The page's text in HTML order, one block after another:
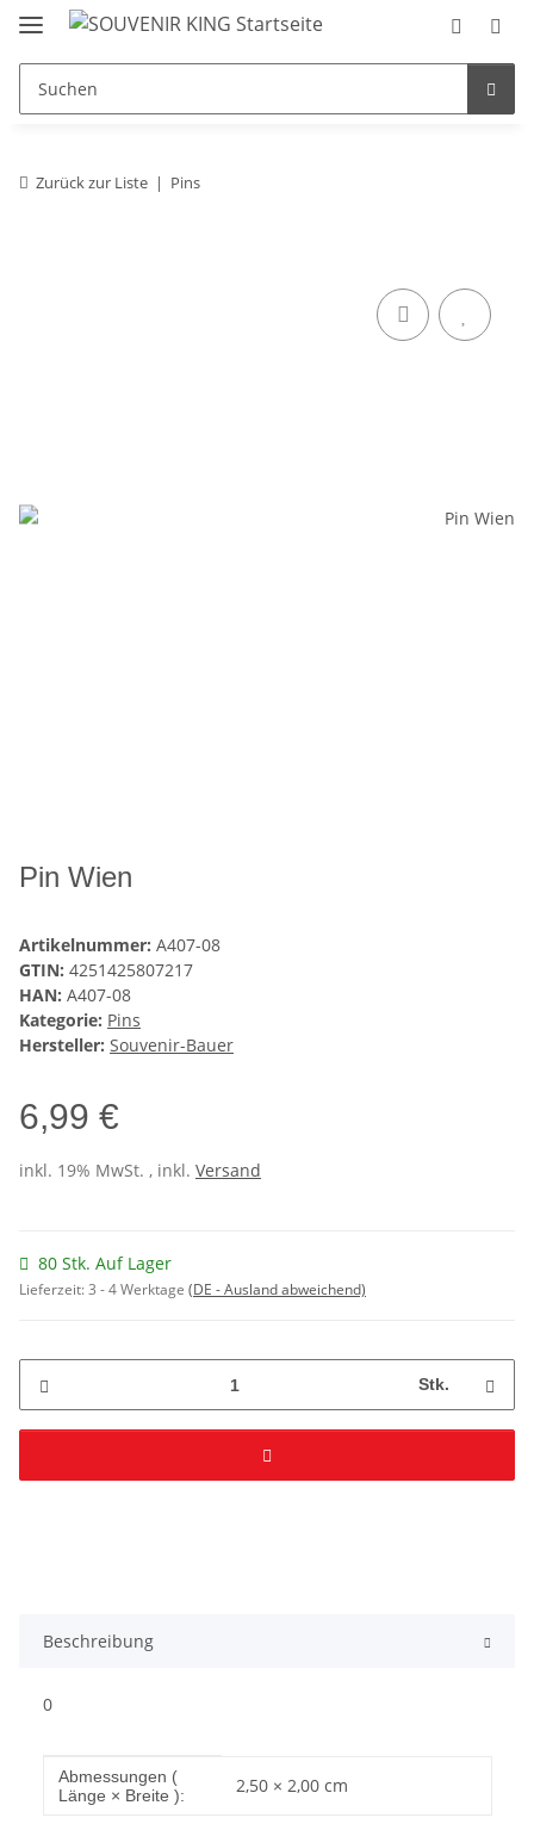
Zurück zur Liste Pins
Pin Wien
Artikelnummer: A407-08
GTIN: 4251425807217
HAN: A407-08
Kategorie: Pins
Hersteller: Souvenir-Bauer
6,99 €
inkl. 19% MwSt. , inkl. Versand
80 Stk. Auf Lager
Lieferzeit:3 - 4 Werktage (DE - Ausland abweichend)
Stk.
Beschreibung
0
Produkteigenschaft
Wert
Abmessungen (
Länge × Breite ):
2,50 × 2,00 cm